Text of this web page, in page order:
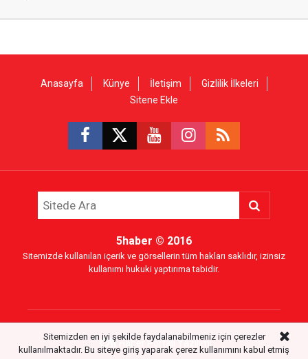
Anasayfa Künye İletişim
Gizlilik İlkeleri
Sitene Ekle
5haber © 2016
Sitemizde kullanılan içerik ve görsellerin tüm hakları saklıdır, izinsiz
kullanımı hukuki yaptırıma tabidir.
Haber Portalı Yazılımı
Sitemizden en iyi şekilde faydalanabilmeniz için çerezler
kullanılmaktadır. Bu siteye giriş yaparak çerez kullanımını kabul etmiş